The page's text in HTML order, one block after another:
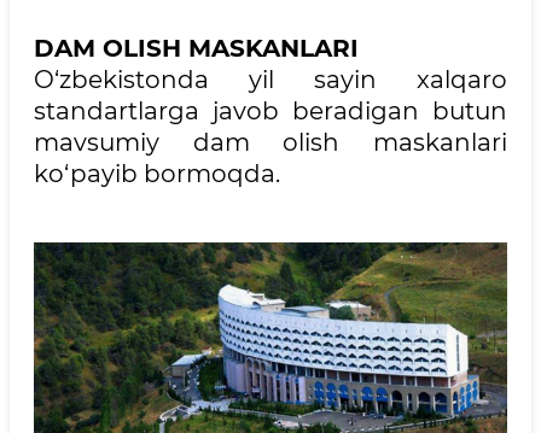
DAM OLISH MASKANLARI
O‘zbekistonda yil sayin xalqaro
standartlarga javob beradigan butun
mavsumiy dam olish maskanlari
ko‘payib bormoqda.